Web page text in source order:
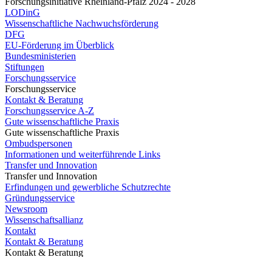
LODinG
Wissenschaftliche Nachwuchsförderung
DFG
EU-Förderung im Überblick
Bundesministerien
Stiftungen
Forschungsservice
Forschungsservice
Kontakt & Beratung
Forschungsservice A-Z
Gute wissenschaftliche Praxis
Gute wissenschaftliche Praxis
Ombudspersonen
Informationen und weiterführende Links
Transfer und Innovation
Transfer und Innovation
Erfindungen und gewerbliche Schutzrechte
Gründungsservice
Newsroom
Wissenschaftsallianz
Kontakt
Kontakt & Beratung
Kontakt & Beratung